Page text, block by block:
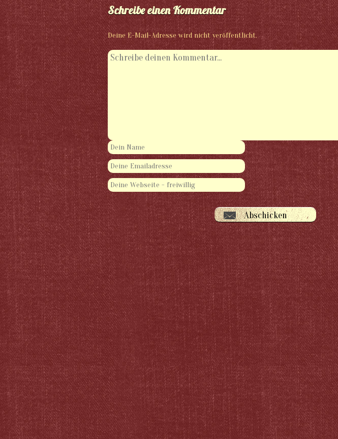
Schreibe einen Kommentar
Deine E-Mail-Adresse wird nicht veröffentlicht.